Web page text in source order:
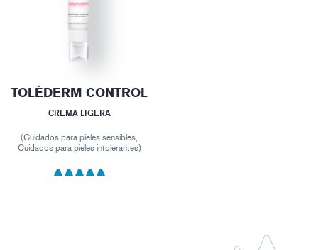
TOLÉDERM CONTROL
CREMA LIGERA
(Cuidados para pieles sensibles,
Cuidados para pieles intolerantes)